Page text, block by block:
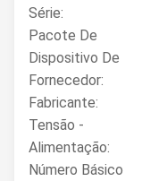
Série:
Pacote De
Dispositivo De
Fornecedor:
Fabricante:
Tensão -
Alimentação:
Número Básico